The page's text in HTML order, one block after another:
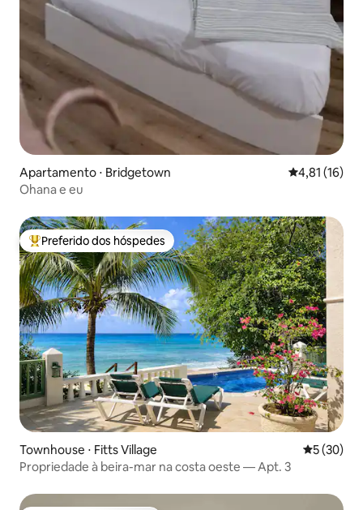
Apartamento ⋅ Bridgetown 4,81 de uma
4,81 (16)
Ohana e eu
Entre os melhores preferidos dos hóspedes
Preferido dos hóspedes
Townhouse ⋅ Fitts Village 5 de uma
5 (30)
Propriedade à beira-mar na costa oeste — Apt. 3